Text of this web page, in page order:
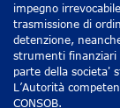
impegno
trasmissione di
detenzione,
strumenti finanziari
parte della societa'
L’Autorità
CONSOB.